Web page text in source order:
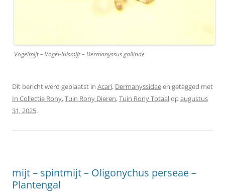
Vogelmijt – Vogel-luismijt – Dermanyssus gallinae
Dit bericht werd geplaatst in Acari, Dermanyssidaeen getagged met
In Collectie Rony,Tuin Rony Dieren,Tuin Rony Totaalopaugustus
31, 2025.
mijt – spintmijt – Oligonychus perseae –
Plantengal